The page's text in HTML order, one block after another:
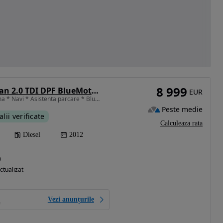
Volkswagen Tiguan 2.0 TDI DPF BlueMotion Technology Life
1968 cm3 • 110 CP • Clima * Navi * Asistenta parcare * Bluetooth * ISOFIX * Carlig
verificate
Diesel 2012
Vezi anunțurile
8 999 EUR
Peste medie
Calculeaza rata